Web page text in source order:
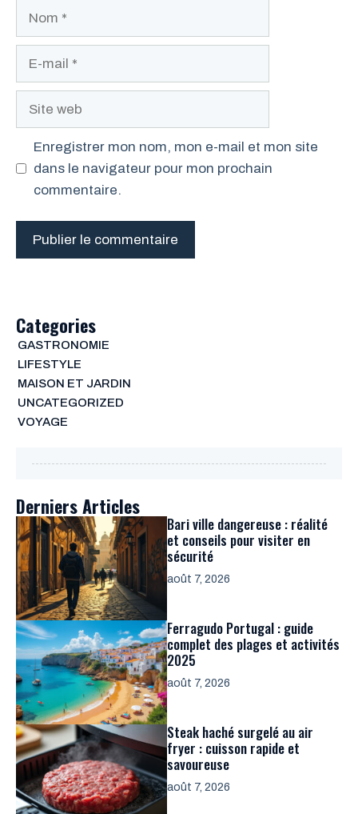
Enregistrer mon nom, mon e-mail et mon site
dans le navigateur pour mon prochain
commentaire.
Categories
GASTRONOMIE
LIFESTYLE
MAISON ET JARDIN
UNCATEGORIZED
VOYAGE
Derniers Articles
Bari ville dangereuse : réalité
et conseils pour visiter en
sécurité
août 7, 2026
Ferragudo Portugal : guide
complet des plages et activités
2025
août 7, 2026
Steak haché surgelé au air
fryer : cuisson rapide et
savoureuse
août 7, 2026